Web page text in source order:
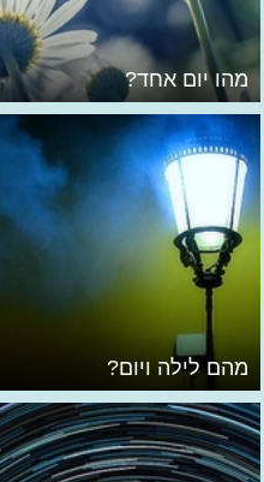
מהו יום אחד?
מהם לילה ויום?